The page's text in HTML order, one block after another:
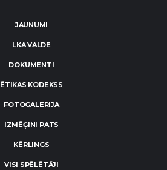
JAUNUMI
LKA VALDE
DOKUMENTI
ĒTIKAS KODEKSS
FOTOGALERIJA
IZMĒĢINI PATS
KĒRLINGS
VISI SPĒLĒTĀJI